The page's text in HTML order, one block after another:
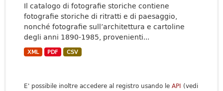
Il catalogo di fotografie storiche contiene
fotografie storiche di ritratti e di paesaggio,
nonché fotografie sull’architettura e cartoline
degli anni 1890-1985, provenienti...
XML PDF CSV
E' possibile inoltre accedere al registro usando le API (vedi